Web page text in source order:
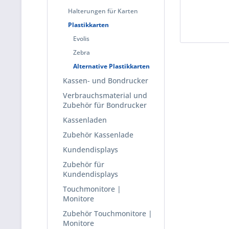
Halterungen für Karten
Plastikkarten
Evolis
Zebra
Alternative Plastikkarten
Kassen- und Bondrucker
Verbrauchsmaterial und
Zubehör für Bondrucker
Kassenladen
Zubehör Kassenlade
Kundendisplays
Zubehör für
Kundendisplays
Touchmonitore |
Monitore
Zubehör Touchmonitore |
Monitore